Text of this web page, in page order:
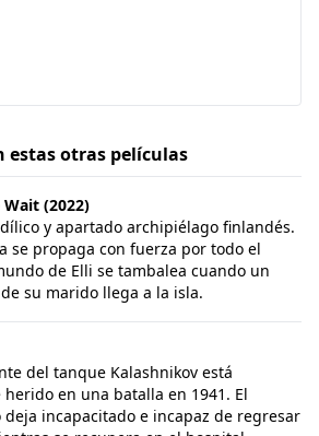
estas otras películas
(2022)
y apartado archipiélago finlandés.
se propaga con fuerza por todo el
de Elli se tambalea cuando un
su marido llega a la isla.
del tanque Kalashnikov está
en una batalla en 1941. El
deja incapacitado e incapaz de regresar